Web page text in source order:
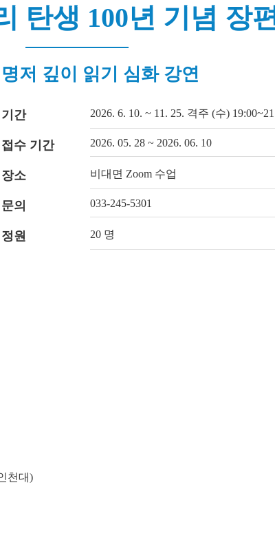
탄생 100년 기념 장
명저 깊이 읽기 심화 강연
기간 2026. 6. 10. ~ 11. 25. 격주 (수)
접수 기간 2026. 05. 28 ~ 2026. 06. 10
장소 비대면 Zoom 수업
문의 033-245-5301
정원 20 명
천대)